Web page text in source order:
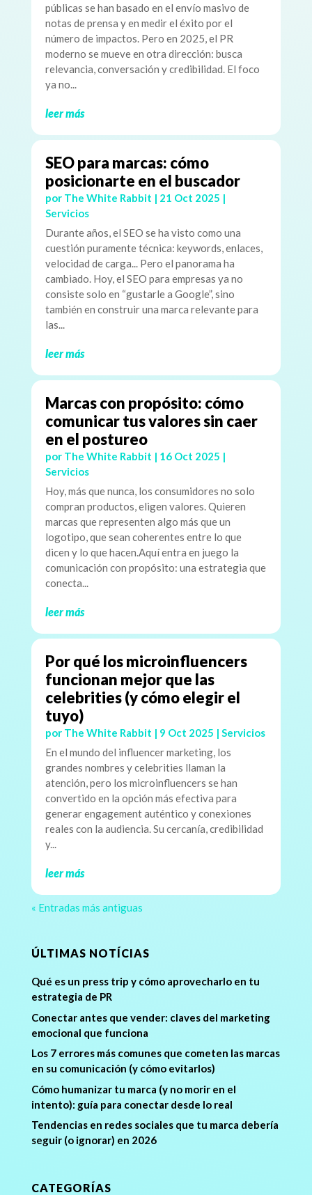
públicas se han basado en el envío masivo de
notas de prensa y en medir el éxito por el
número de impactos. Pero en 2025, el PR
moderno se mueve en otra dirección: busca
relevancia, conversación y credibilidad. El foco
ya no...
leer más
SEO para marcas: cómo
posicionarte en el buscador
por The White Rabbit | 21 Oct 2025 |
Servicios
Durante años, el SEO se ha visto como una
cuestión puramente técnica: keywords, enlaces,
velocidad de carga... Pero el panorama ha
cambiado. Hoy, el SEO para empresas ya no
consiste solo en “gustarle a Google”, sino
también en construir una marca relevante para
las...
leer más
Marcas con propósito: cómo
comunicar tus valores sin caer
en el postureo
por The White Rabbit | 16 Oct 2025 |
Servicios
Hoy, más que nunca, los consumidores no solo
compran productos, eligen valores. Quieren
marcas que representen algo más que un
logotipo, que sean coherentes entre lo que
dicen y lo que hacen.Aquí entra en juego la
comunicación con propósito: una estrategia que
conecta...
leer más
Por qué los microinfluencers
funcionan mejor que las
celebrities (y cómo elegir el
tuyo)
por The White Rabbit | 9 Oct 2025 | Servicios
En el mundo del influencer marketing, los
grandes nombres y celebrities llaman la
atención, pero los microinfluencers se han
convertido en la opción más efectiva para
generar engagement auténtico y conexiones
reales con la audiencia. Su cercanía, credibilidad
y...
leer más
« Entradas más antiguas
ÚLTIMAS NOTÍCIAS
Qué es un press trip y cómo aprovecharlo en tu
estrategia de PR
Conectar antes que vender: claves del marketing
emocional que funciona
Los 7 errores más comunes que cometen las marcas
en su comunicación (y cómo evitarlos)
Cómo humanizar tu marca (y no morir en el
intento): guía para conectar desde lo real
Tendencias en redes sociales que tu marca debería
seguir (o ignorar) en 2026
CATEGORÍAS